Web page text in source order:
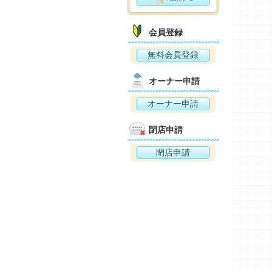
会員登録
無料会員登録
オーナー申請
オーナー申請
閉店申請
閉店申請